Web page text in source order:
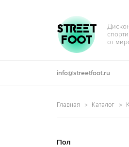
Перейти к
Перейти к
STREET
FOOT
от
info@streetfoot.ru
Главная Каталог
Пол